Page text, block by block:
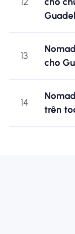
13
cho
14
trên